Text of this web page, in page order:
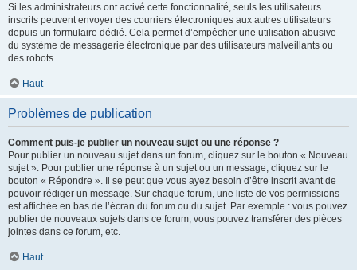
Si les administrateurs ont activé cette fonctionnalité, seuls les utilisateurs
inscrits peuvent envoyer des courriers électroniques aux autres utilisateurs
depuis un formulaire dédié. Cela permet d’empêcher une utilisation abusive
du système de messagerie électronique par des utilisateurs malveillants ou
des robots.
Haut
Problèmes de publication
Comment puis-je publier un nouveau sujet ou une réponse ?
Pour publier un nouveau sujet dans un forum, cliquez sur le bouton « Nouveau
sujet ». Pour publier une réponse à un sujet ou un message, cliquez sur le
bouton « Répondre ». Il se peut que vous ayez besoin d’être inscrit avant de
pouvoir rédiger un message. Sur chaque forum, une liste de vos permissions
est affichée en bas de l’écran du forum ou du sujet. Par exemple : vous pouvez
publier de nouveaux sujets dans ce forum, vous pouvez transférer des pièces
jointes dans ce forum, etc.
Haut